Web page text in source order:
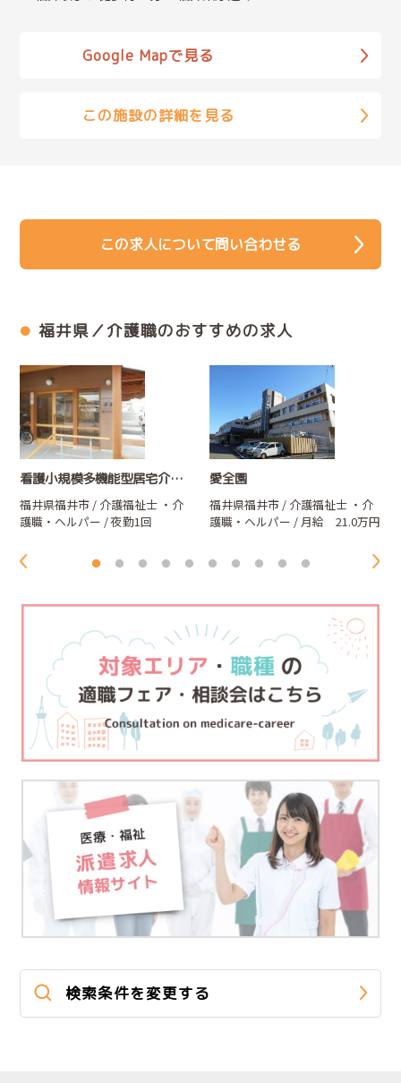
Google Mapで見る
この施設の詳細を見る
この求人について問い合わせる
福井県／介護職のおすすめの求人
看護小規模多機能型居宅介護支援事業所 やしろの郷
福井県福井市 / 介護福祉士 ・介
護職・ヘルパー / 夜勤1回
愛全園
福井県福井市 / 介護福祉士 ・介
護職・ヘルパー / 月給 21.0万円
検索条件を変更する